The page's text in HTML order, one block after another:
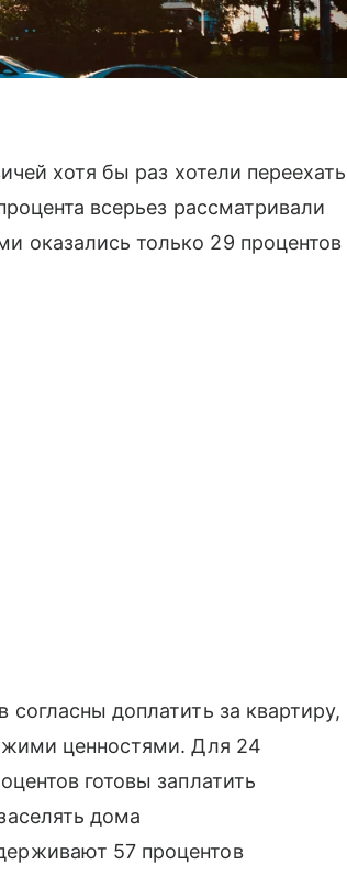
хотя бы раз хотели переехать
всерьез рассматривали
оказались только 29 процентов
доплатить за квартиру,
ценностями. Для 24
готовы заплатить
дома
57 процентов